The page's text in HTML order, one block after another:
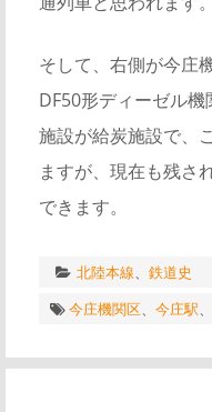
そして、右側が今庄
DF50形ディーゼル
施設が給炭施設で、
ますが、現在も残さ
できます。
北陸本線、 鉄道史
今庄機関区、 今庄駅、